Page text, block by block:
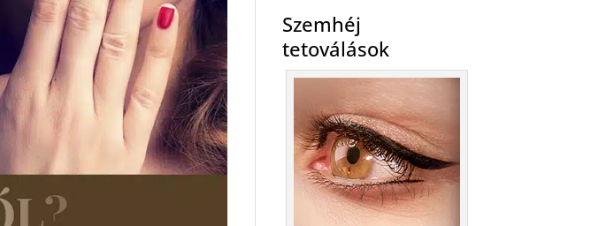
Szemhéj
tetoválások